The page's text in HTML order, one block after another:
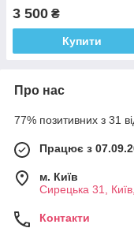
3 500 ₴
Купити
Про нас
77% позитивних з 31
Працює з
м. Київ
Сирецька 31,
Контакти